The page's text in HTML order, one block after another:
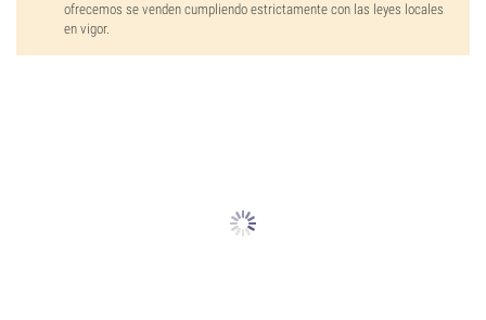
ofrecemos se venden cumpliendo estrictamente con las leyes locales
en vigor.